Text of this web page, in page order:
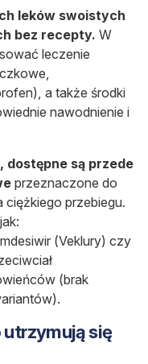
leków swoistych
bez recepty. W
leczenie
a także środki
nawodnienie i
dostępne są przede
przeznaczone do
przebiegu.
(Veklury) czy
(brak
utrzymują się